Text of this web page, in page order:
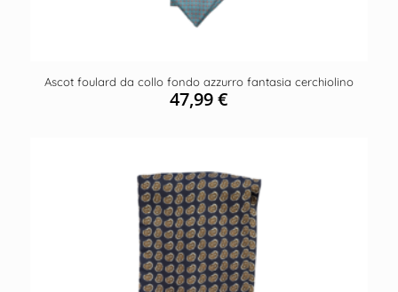
Ascot foulard da collo fondo azzurro fantasia cerchiolino
47,99€